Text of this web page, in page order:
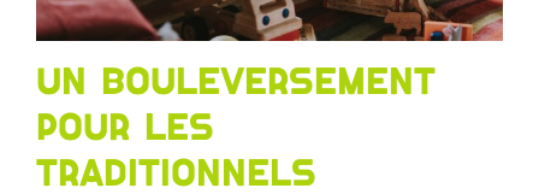
Un bouleversement
pour les
traditionnels